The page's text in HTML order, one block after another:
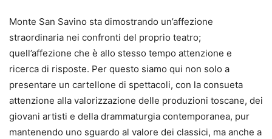
Monte San Savino sta dimostrando un’affezione
straordinaria nei confronti del proprio teatro;
quell’affezione che è allo stesso tempo attenzione e
ricerca di risposte. Per questo siamo qui non solo a
presentare un cartellone di spettacoli, con la consueta
attenzione alla valorizzazione delle produzioni toscane, dei
giovani artisti e della drammaturgia contemporanea, pur
mantenendo uno sguardo al valore dei classici, ma anche a